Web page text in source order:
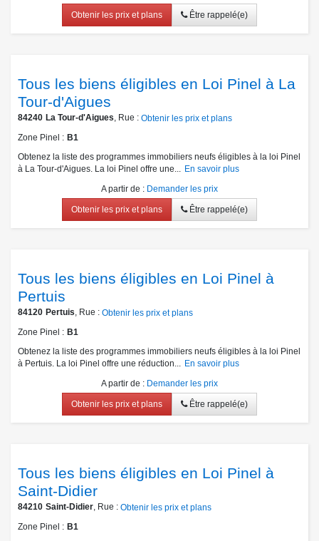
Obtenir les prix et plans Être rappelé(e)
Tous les biens éligibles en Loi Pinel à La
Tour-d'Aigues
84240 La Tour-d'Aigues , Rue : Obtenir les prix et plans
Zone Pinel
B1
Obtenez la liste des programmes immobiliers neufs éligibles à la loi Pinel
à La Tour-d'Aigues. La loi Pinel offre une...
En savoir plus
A partir de : Demander les prix
Obtenir les prix et plans Être rappelé(e)
Tous les biens éligibles en Loi Pinel à
Pertuis
84120 Pertuis , Rue : Obtenir les prix et plans
Zone Pinel
B1
Obtenez la liste des programmes immobiliers neufs éligibles à la loi Pinel
à Pertuis. La loi Pinel offre une réduction...
En savoir plus
A partir de : Demander les prix
Obtenir les prix et plans Être rappelé(e)
Tous les biens éligibles en Loi Pinel à
Saint-Didier
84210 Saint-Didier , Rue : Obtenir les prix et plans
Zone Pinel
B1